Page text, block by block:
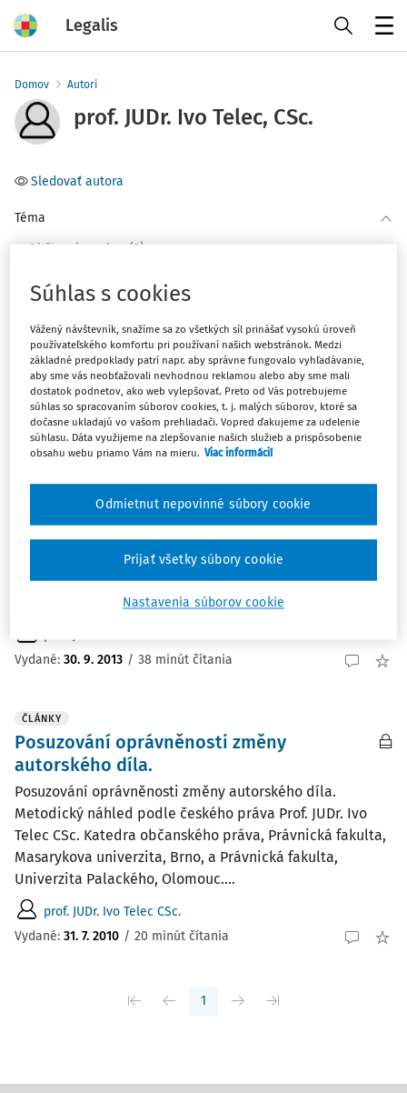
Legalis
Domov Autori
prof. JUDr. Ivo Telec, CSc.
Sledovať autora
Téma
Občianske právo
(2)
Filter
Počet vyhľadaných dokumentov:2
Zoradiť podľa:
Najnovšie
Najstaršie
Souhlas, nebo licenční závazek?
Souhlas, nebo licenční závazek? Prof. JUDr. Ivo Telec CSc.
vedoucí katedry občanského práva a pracovního práva
Právnické fakulty Univerzity Palackého v Olomouci; e-
mail: Ivo.Telec@upol.cz. TELEC, I.: Souhlas, nebo
Vydané: 30. 9. 2013 / 38 minút čítania
ČLÁNKY
Posuzování oprávněnosti změny
autorského díla.
Posuzování oprávněnosti změny autorského díla.
Metodický náhled podle českého práva Prof. JUDr. Ivo
Telec CSc. Katedra občanského práva, Právnická fakulta,
Masarykova univerzita, Brno, a Právnická fakulta,
Univerzita Palackého, Olomouc....
prof. JUDr. Ivo Telec CSc.
Vydané: 31. 7. 2010 / 20 minút čítania
1
Súhlas s cookies
Vážený návštevník, snažíme sa zo všetkých síl prinášať vysokú úroveň
používateľského komfortu pri používaní našich webstránok. Medzi
základné predpoklady patrí napr. aby správne fungovalo vyhľadávanie,
aby sme vás neobťažovali nevhodnou reklamou alebo aby sme mali
dostatok podnetov, ako web vylepšovať. Preto od Vás potrebujeme
súhlas so spracovaním súborov cookies, t. j. malých súborov, ktoré sa
dočasne ukladajú vo vašom prehliadači. Vopred ďakujeme za udelenie
súhlasu. Dáta využijeme na zlepšovanie našich služieb a prispôsobenie
obsahu webu priamo Vám na mieru. Viac informácií
Nastavenia súborov cookie
Odmietnut nepovinné súbory cookie
Prijať všetky súbory cookie